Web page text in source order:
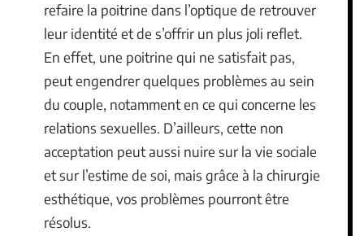
refaire la poitrine dans l’optique de retrouver
leur identité et de s’offrir un plus joli reflet.
En effet, une poitrine qui ne satisfait pas,
peut engendrer quelques problèmes au sein
du couple, notamment en ce qui concerne les
relations sexuelles. D’ailleurs, cette non
acceptation peut aussi nuire sur la vie sociale
et sur l’estime de soi, mais grâce à la chirurgie
esthétique, vos problèmes pourront être
résolus.